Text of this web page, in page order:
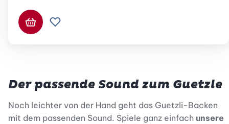
In den Warenkorb
Zur Wunschliste hinzufügen
Der passende Sound zum Guetzle
Noch leichter von der Hand geht das Guetzli-Backen
mit dem passenden Sound. Spiele ganz einfach unsere